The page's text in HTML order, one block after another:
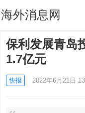
海外消息网
保利发展青岛
1.7亿元
快报 2022年6月21日